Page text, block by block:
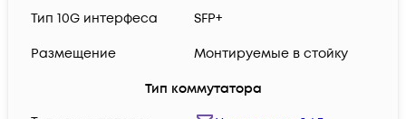
Тип 10G интерфеса
SFP+
Размещение Монтируемые в стойку
Тип коммутатора